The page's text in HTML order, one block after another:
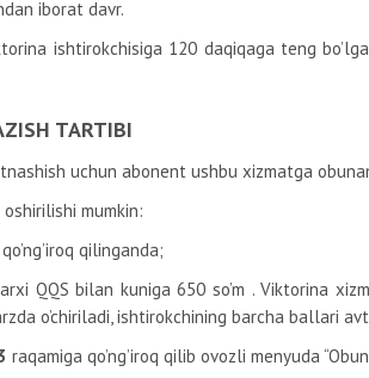
iborat davr.
ishtirokchisiga 120 daqiqaga teng
TARTIBI
uchun abonent ushbu xizmatga
mumkin:
qilinganda;
QQS bilan kuniga 650 so’m . Viktorina
o’chiriladi, ishtirokchining barcha ballari
raqamiga qo’ng’iroq qilib ovozli menyuda